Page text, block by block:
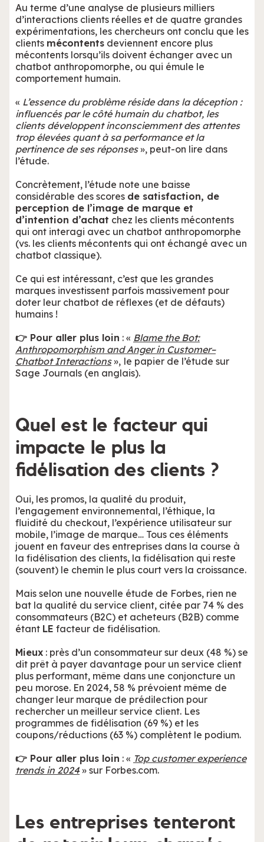
Au terme d’une analyse de plusieurs milliers
d’interactions clients réelles et de quatre grandes
expérimentations, les chercheurs ont conclu que les
clients mécontents deviennent encore plus
mécontents lorsqu’ils doivent échanger avec un
chatbot anthropomorphe, ou qui émule le
comportement humain.
« L’essence du problème réside dans la déception :
influencés par le côté humain du chatbot, les
clients développent inconsciemment des attentes
trop élevées quant à sa performance et la
pertinence de ses réponses», peut-on lire dans
l’étude.
Concrètement, l’étude note une baisse
considérable des scores de satisfaction, de
perception de l’image de marque et
d’intention d’achat chez les clients mécontents
qui ont interagi avec un chatbot anthropomorphe
(vs. les clients mécontents qui ont échangé avec un
chatbot classique).
Ce qui est intéressant, c’est que les grandes
marques investissent parfois massivement pour
doter leur chatbot de réflexes (et de défauts)
humains !
👉 Pour aller plus loin : « Blame the Bot:
Anthropomorphism and Anger in Customer–
Chatbot Interactions», le papier de l’étude sur
Sage Journals (en anglais).
Quel est le facteur qui
impacte le plus la
fidélisation des clients ?
Oui, les promos, la qualité du produit,
l’engagement environnemental, l’éthique, la
fluidité du checkout, l’expérience utilisateur sur
mobile, l’image de marque… Tous ces éléments
jouent en faveur des entreprises dans la course à
la fidélisation des clients, la fidélisation qui reste
(souvent) le chemin le plus court vers la croissance.
Mais selon une nouvelle étude de Forbes, rien ne
bat la qualité du service client, citée par 74 % des
consommateurs (B2C) et acheteurs (B2B) comme
étant LE facteur de fidélisation.
Mieux : près d’un consommateur sur deux (48 %) se
dit prêt à payer davantage pour un service client
plus performant, même dans une conjoncture un
peu morose. En 2024, 58 % prévoient même de
changer leur marque de prédilection pour
rechercher un meilleur service client. Les
programmes de fidélisation (69 %) et les
coupons/réductions (63 %) complètent le podium.
👉 Pour aller plus loin : « Top customer experience
trends in 2024» sur Forbes.com.
Les entreprises tenteront